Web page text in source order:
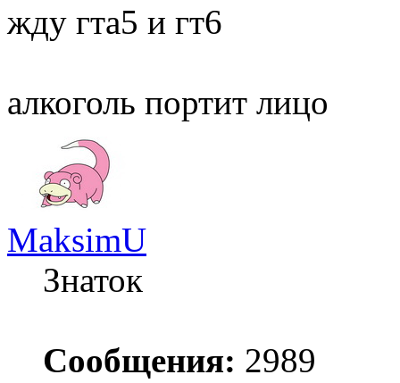
жду гта5 и гт6
алкоголь портит лицо
MaksimU
Знаток
Сообщения: 2989